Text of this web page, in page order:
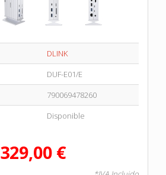
DLINK
DUF-E01/E
790069478260
Disponible
329,00 €